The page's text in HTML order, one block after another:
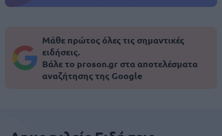
Μάθε πρώτος όλες τις σημαντικές
ειδήσεις.
Βάλε το proson.gr στα αποτελέσματα
αναζήτησης της Google